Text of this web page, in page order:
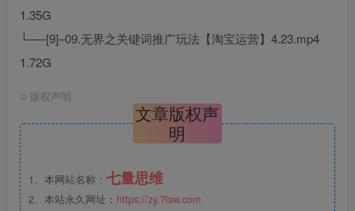
1.35G
└──[9]–09.无界之关键词推广玩法【淘宝运营】4.23.mp4
1.72G
© 版权声明
文章版权声
明
1、本网站名称： 七量思维
2、本站永久网址： https://zy.7lsw.com